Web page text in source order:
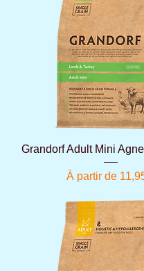
Grandorf Adult Mini
À partir de
Prix